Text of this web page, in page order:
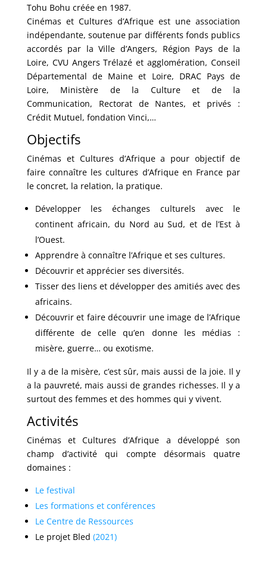
Tohu Bohu créée en 1987.
Cinémas et Cultures d’Afrique est une association
indépendante, soutenue par différents fonds publics
accordés par la Ville d’Angers, Région Pays de la
Loire, CVU Angers Trélazé et agglomération, Conseil
Départemental de Maine et Loire, DRAC Pays de
Loire, Ministère de la Culture et de la
Communication, Rectorat de Nantes, et privés :
Crédit Mutuel, fondation Vinci,…
Objectifs
Cinémas et Cultures d’Afrique a pour objectif de
faire connaître les cultures d’Afrique en France par
le concret, la relation, la pratique.
Développer les échanges culturels avec le
continent africain, du Nord au Sud, et de l’Est à
l’Ouest.
Apprendre à connaître l’Afrique et ses cultures.
Découvrir et apprécier ses diversités.
Tisser des liens et développer des amitiés avec des
africains.
Découvrir et faire découvrir une image de l’Afrique
différente de celle qu’en donne les médias :
misère, guerre… ou exotisme.
Il y a de la misère, c’est sûr, mais aussi de la joie. Il y
a la pauvreté, mais aussi de grandes richesses. Il y a
surtout des femmes et des hommes qui y vivent.
Activités
Cinémas et Cultures d’Afrique a développé son
champ d’activité qui compte désormais quatre
domaines :
Le festival
Les formations et conférences
Le Centre de Ressources
Le projet Bled (2021)